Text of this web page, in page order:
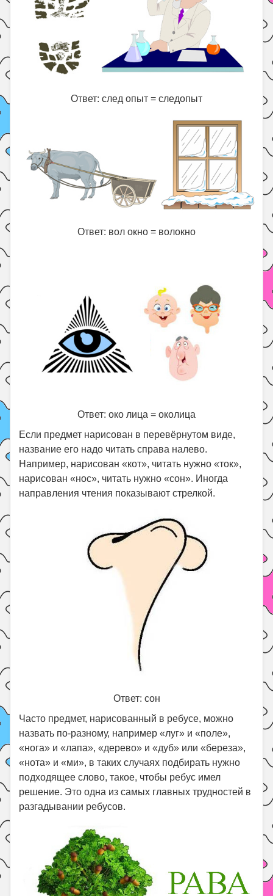
Ответ: след опыт = следопыт
Ответ: вол окно = волокно
Ответ: око лица = околица
Если предмет нарисован в перевёрнутом виде,
название его надо читать справа налево.
Например, нарисован «кот», читать нужно «ток»,
нарисован «нос», читать нужно «сон». Иногда
направления чтения показывают стрелкой.
Ответ: сон
Часто предмет, нарисованный в ребусе, можно
назвать по-разному, например «луг» и «поле»,
«нога» и «лапа», «дерево» и «дуб» или «береза»,
«нота» и «ми», в таких случаях подбирать нужно
подходящее слово, такое, чтобы ребус имел
решение. Это одна из самых главных трудностей в
разгадывании ребусов.